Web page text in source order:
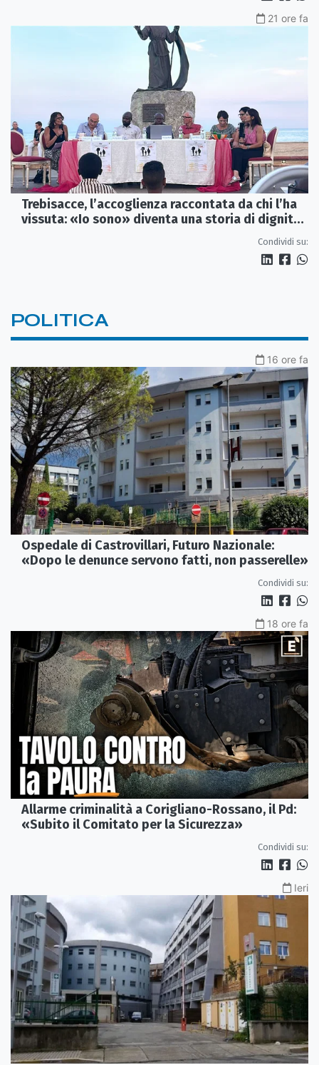
21 ore fa
Trebisacce, l’accoglienza raccontata da chi l’ha
vissuta: «Io sono» diventa una storia di dignità
Condividi su:
POLITICA
16 ore fa
Ospedale di Castrovillari, Futuro Nazionale:
«Dopo le denunce servono fatti, non passerelle»
Condividi su:
18 ore fa
Allarme criminalità a Corigliano-Rossano, il Pd:
«Subito il Comitato per la Sicurezza»
Condividi su:
Ieri